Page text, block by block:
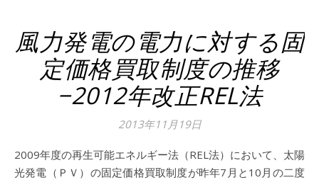
風力発電の電力に対する固
定価格買取制度の推移
−2012年改正REL法
2013年11月19日
2009年度の再生可能エネルギー法（REL法）において、太陽
光発電（ＰＶ）の固定価格買取制度が昨年7月と10月の二度